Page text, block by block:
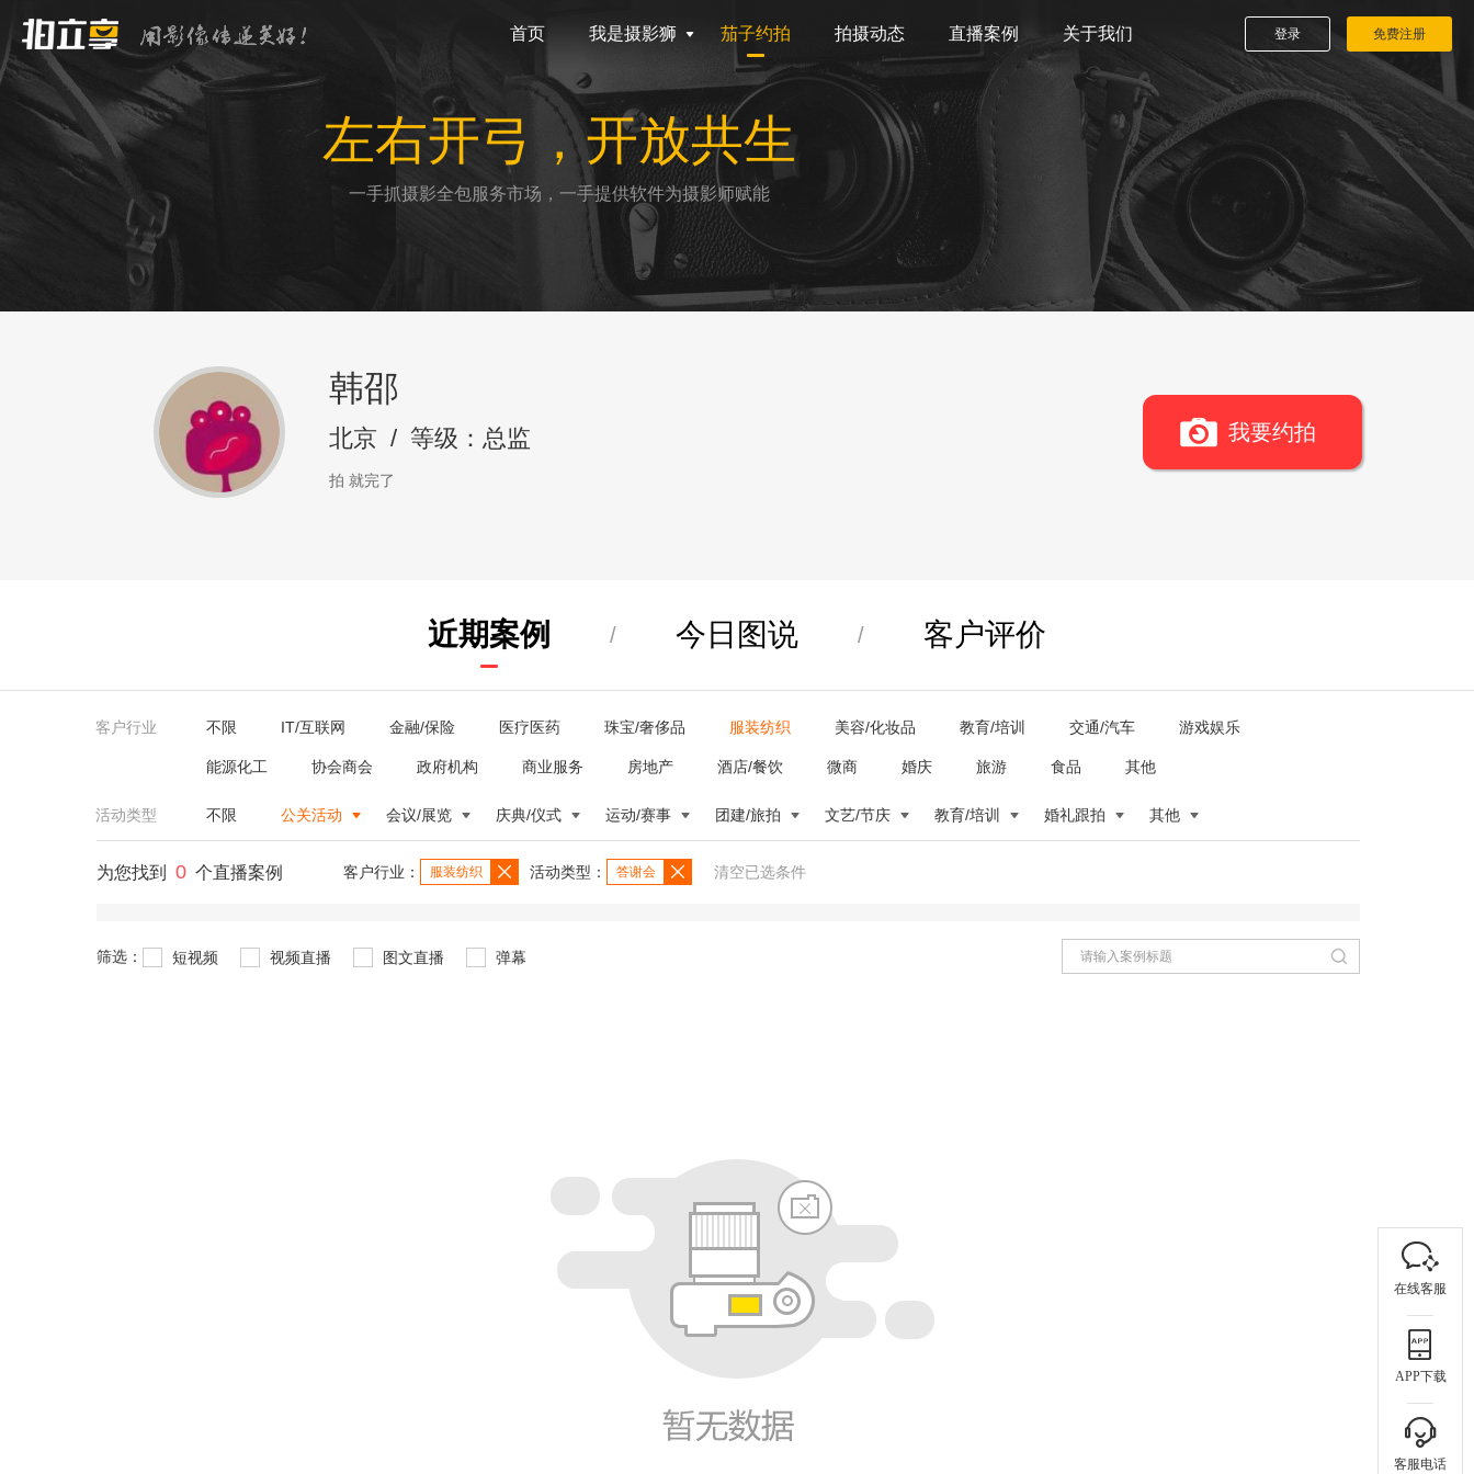
首页 我是摄影狮 茄子约拍 拍摄动态 直播案例 关于我们 登录 免费注册
左右开弓，开放共生
一手抓摄影全包服务市场，一手提供软件为摄影师赋能
韩邵
北京 / 等级：总监
拍 就完了
我要约拍
近期案例 / 今日图说 / 客户评价
客户行业 不限 IT/互联网 金融/保险 医疗医药 珠宝/奢侈品 服装纺织 美容/化妆品 教育/培训 交通/汽车 游戏娱乐
能源化工 协会商会 政府机构 商业服务 房地产 酒店/餐饮 微商 婚庆 旅游 食品 其他
活动类型 不限 公关活动 会议/展览 庆典/仪式 运动/赛事 团建/旅拍 文艺/节庆 教育/培训 婚礼跟拍 其他
为您找到 0 个直播案例 客户行业： 服装纺织 活动类型： 答谢会 清空已选条件
筛选： 短视频 视频直播 图文直播 弹幕
在线客服
APP下载
客服电话